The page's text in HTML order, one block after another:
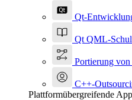
Qt-
Qt QML-
Portierung
C++-
Plattformübergreifende